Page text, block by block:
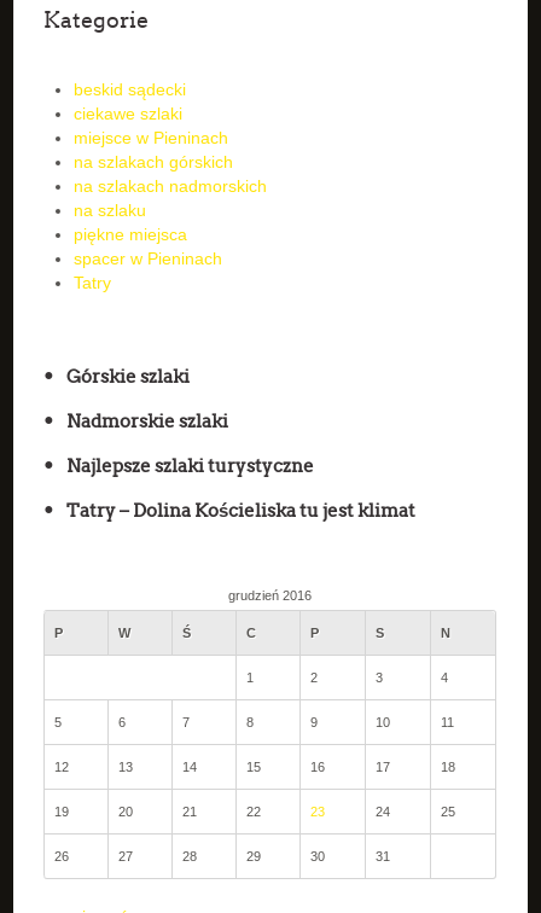
Kategorie
beskid sądecki
ciekawe szlaki
miejsce w Pieninach
na szlakach górskich
na szlakach nadmorskich
na szlaku
piękne miejsca
spacer w Pieninach
Tatry
Górskie szlaki
Nadmorskie szlaki
Najlepsze szlaki turystyczne
Tatry – Dolina Kościeliska tu jest klimat
grudzień 2016
P W Ś C P S N
1 2 3 4
5 6 7 8 9 10 11
12 13 14 15 16 17 18
19 20 21 22 23 24 25
26 27 28 29 30 31